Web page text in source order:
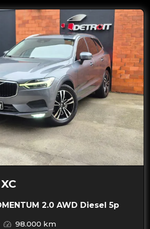
XC
2.0 AWD Diesel 5p
98.000 km